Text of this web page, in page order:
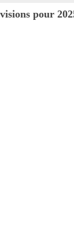
pour